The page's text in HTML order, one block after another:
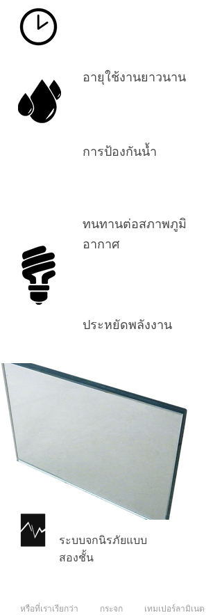
ระบบจกนิรภัยแบบ
สองชั้น
หรือที่เราเรียกว่า กระจก เทมเปอร์ลามิเนต
อายุใช้งานยาวนาน
ทนทานต่อสภาพภูมิ
อากาศ
การป้องกันน้ำ
ประหยัดพลังงาน